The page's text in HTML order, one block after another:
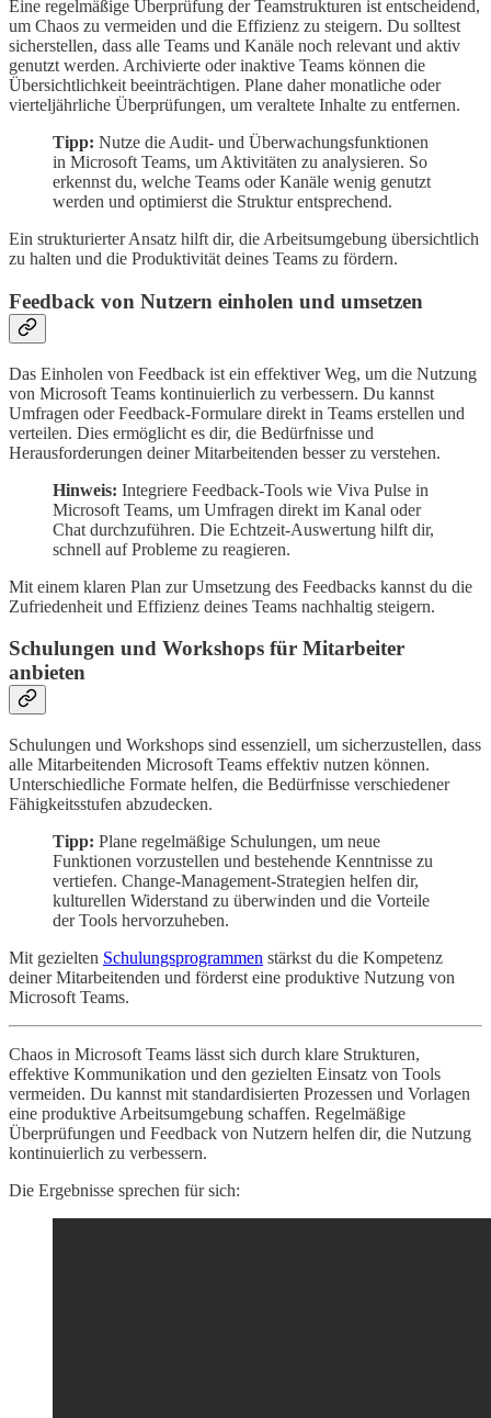
Eine regelmäßige Überprüfung der Teamstrukturen ist entscheidend,
um Chaos zu vermeiden und die Effizienz zu steigern. Du solltest
sicherstellen, dass alle Teams und Kanäle noch relevant und aktiv
genutzt werden. Archivierte oder inaktive Teams können die
Übersichtlichkeit beeinträchtigen. Plane daher monatliche oder
vierteljährliche Überprüfungen, um veraltete Inhalte zu entfernen.
Tipp: Nutze die Audit- und Überwachungsfunktionen
in Microsoft Teams, um Aktivitäten zu analysieren. So
erkennst du, welche Teams oder Kanäle wenig genutzt
werden und optimierst die Struktur entsprechend.
Ein strukturierter Ansatz hilft dir, die Arbeitsumgebung übersichtlich
zu halten und die Produktivität deines Teams zu fördern.
Feedback von Nutzern einholen und umsetzen
Das Einholen von Feedback ist ein effektiver Weg, um die Nutzung
von Microsoft Teams kontinuierlich zu verbessern. Du kannst
Umfragen oder Feedback-Formulare direkt in Teams erstellen und
verteilen. Dies ermöglicht es dir, die Bedürfnisse und
Herausforderungen deiner Mitarbeitenden besser zu verstehen.
Hinweis: Integriere Feedback-Tools wie Viva Pulse in
Microsoft Teams, um Umfragen direkt im Kanal oder
Chat durchzuführen. Die Echtzeit-Auswertung hilft dir,
schnell auf Probleme zu reagieren.
Mit einem klaren Plan zur Umsetzung des Feedbacks kannst du die
Zufriedenheit und Effizienz deines Teams nachhaltig steigern.
Schulungen und Workshops für Mitarbeiter
anbieten
Schulungen und Workshops sind essenziell, um sicherzustellen, dass
alle Mitarbeitenden Microsoft Teams effektiv nutzen können.
Unterschiedliche Formate helfen, die Bedürfnisse verschiedener
Fähigkeitsstufen abzudecken.
Tipp: Plane regelmäßige Schulungen, um neue
Funktionen vorzustellen und bestehende Kenntnisse zu
vertiefen. Change-Management-Strategien helfen dir,
kulturellen Widerstand zu überwinden und die Vorteile
der Tools hervorzuheben.
Mit gezielten Schulungsprogrammen stärkst du die Kompetenz
deiner Mitarbeitenden und förderst eine produktive Nutzung von
Microsoft Teams.
Chaos in Microsoft Teams lässt sich durch klare Strukturen,
effektive Kommunikation und den gezielten Einsatz von Tools
vermeiden. Du kannst mit standardisierten Prozessen und Vorlagen
eine produktive Arbeitsumgebung schaffen. Regelmäßige
Überprüfungen und Feedback von Nutzern helfen dir, die Nutzung
kontinuierlich zu verbessern.
Die Ergebnisse sprechen für sich: